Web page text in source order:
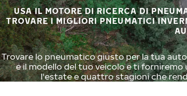
USA IL MOTORE DI RICERCA DI
TROVARE I MIGLIORI PNEUMATICI
Trovare lo pneumatico giusto per la tua
e il modello del tuo veicolo e ti
l'estate e quattro stagioni che